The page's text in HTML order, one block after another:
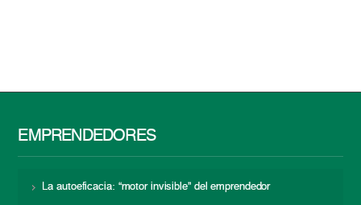
EMPRENDEDORES
La autoeficacia: “motor invisible” del emprendedor